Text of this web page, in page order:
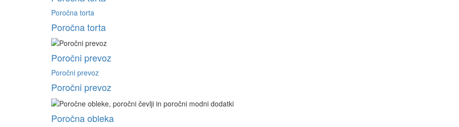
Poročna torta
Poročna torta
Poročni prevoz
Poročni prevoz
Poročni prevoz
Poročna obleka